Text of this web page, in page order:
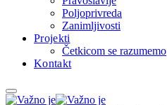
Poljoprivreda
Zanimljivosti
Projekti
Četkicom se razumemo
Kontakt